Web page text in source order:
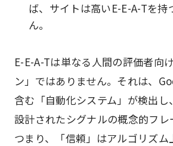
ば、サイトは高いE-E-A-Tを持
ん。
E-E-A-Tは単なる人間の評価者向
ン」ではありません。それは、
含む「自動化システム」が検出し
設計されたシグナルの概念的フレ
つまり、「信頼」はアルゴリズム